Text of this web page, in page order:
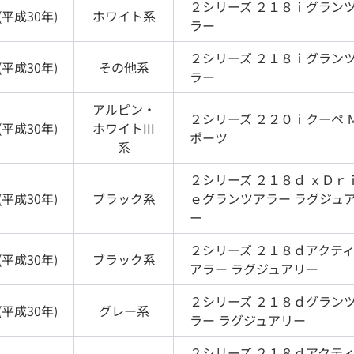
平成30年) ホワイト系 ２シリーズ ２１８ｉグラン
ラー
平成30年) その他系 ２シリーズ ２１８ｉグラン
ラー
平成30年)
アルピン・
ホワイトIII
系
２シリーズ ２２０ｉクーペ
ポーツ
平成30年) ブラック系
２シリーズ ２１８ｄ ｘＤｒ
ｅグランツアラー ラグジュ
ー
平成30年) ブラック系 ２シリーズ ２１８ｄアクテ
アラー ラグジュアリー
平成30年) グレー系 ２シリーズ ２１８ｄグラン
ラー ラグジュアリー